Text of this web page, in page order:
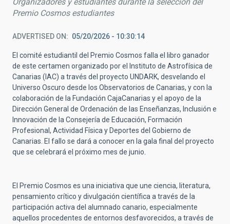
Premio Cosmos estudiantes
ADVERTISED ON 05/20/2026 - 10:30:14
El comité estudiantil del Premio Cosmos falla el libro ganador
de este certamen organizado por el Instituto de Astrofísica de
Canarias (IAC) a través del proyecto UNDARK, desvelando el
Universo Oscuro desde los Observatorios de Canarias, y con la
colaboración de la Fundación CajaCanarias y el apoyo de la
Dirección General de Ordenación de las Enseñanzas, Inclusión e
Innovación de la Consejería de Educación, Formación
Profesional, Actividad Física y Deportes del Gobierno de
Canarias. El fallo se dará a conocer en la gala final del proyecto
que se celebrará el próximo mes de junio.
El Premio Cosmos es una iniciativa que une ciencia, literatura,
pensamiento crítico y divulgación científica a través de la
participación activa del alumnado canario, especialmente
aquellos procedentes de entornos desfavorecidos, a través de